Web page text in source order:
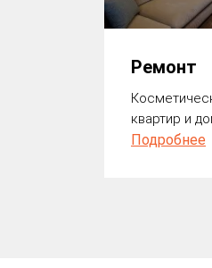
Ремонт
квартир и
Подробнее